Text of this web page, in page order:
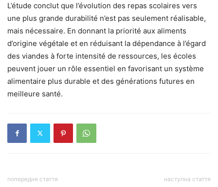
L’étude conclut que l’évolution des repas scolaires vers
une plus grande durabilité n’est pas seulement réalisable,
mais nécessaire. En donnant la priorité aux aliments
d’origine végétale et en réduisant la dépendance à l’égard
des viandes à forte intensité de ressources, les écoles
peuvent jouer un rôle essentiel en favorisant un système
alimentaire plus durable et des générations futures en
meilleure santé.
попередня стаття наступна стаття